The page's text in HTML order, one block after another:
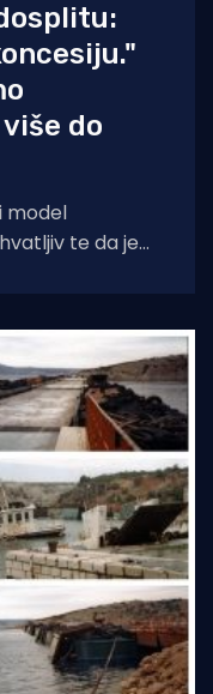
do
model
te da je